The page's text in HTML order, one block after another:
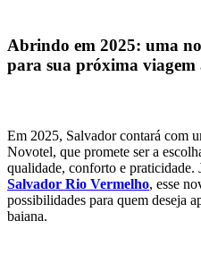
Abrindo em 2025: uma
para sua próxima
Em 2025, Salvador contará com
Novotel, que promete ser a
qualidade, conforto e praticidade.
Salvador Rio Vermelho, esse
possibilidades para quem deseja
baiana.